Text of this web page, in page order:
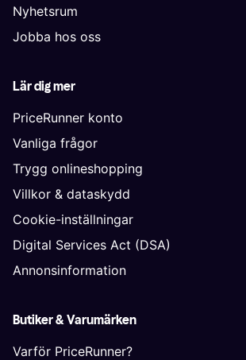
Nyhetsrum
Jobba hos oss
Lär dig mer
PriceRunner konto
Vanliga frågor
Trygg onlineshopping
Villkor & dataskydd
Cookie-inställningar
Digital Services Act (DSA)
Annonsinformation
Butiker & Varumärken
Varför PriceRunner?